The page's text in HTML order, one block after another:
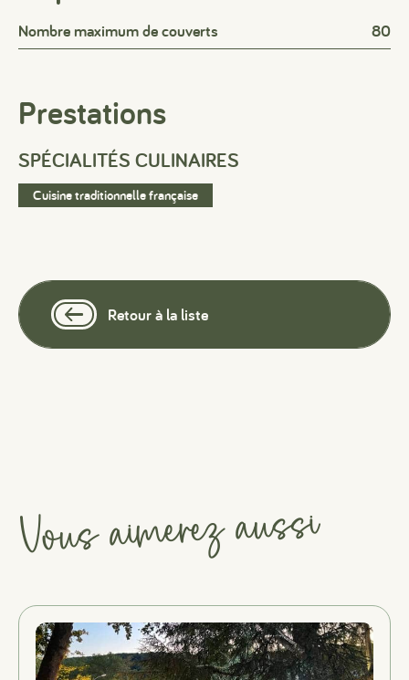
Nombre maximum de couverts 80
Prestations
SPÉCIALITÉS CULINAIRES
Cuisine traditionnelle française
Retour à la liste
Vous aimerez aussi
# #